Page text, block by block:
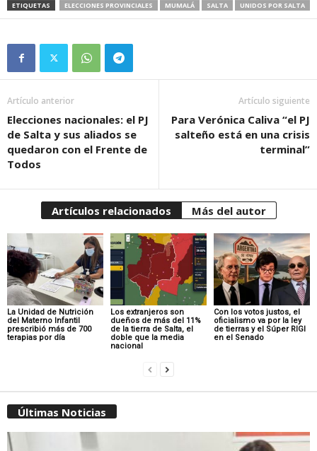
ETIQUETAS ELECCIONES PROVINCIALES MUMALÁ SALTA UNIDOS POR SALTA
Artículo anterior
Elecciones nacionales: el PJ
de Salta y sus aliados se
quedaron con el Frente de
Todos
Artículo siguiente
Para Verónica Caliva “el PJ
salteño está en una crisis
terminal”
Artículos relacionados Más del autor
La Unidad de Nutrición
del Materno Infantil
prescribió más de 700
terapias por día
Los extranjeros son
dueños de más del 11%
de la tierra de Salta, el
doble que la media
nacional
Con los votos justos, el
oficialismo va por la ley
de tierras y el Súper RIGI
en el Senado
Últimas Noticias